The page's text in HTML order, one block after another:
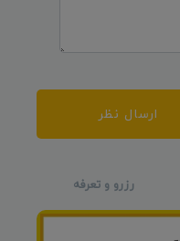
ارسال نظر
رزرو و تعرفه